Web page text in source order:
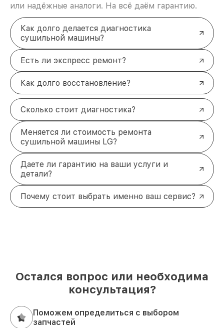
или надёжные аналоги. На всё даём гарантию.
Как долго делается диагностика
сушильной машины?
Есть ли экспресс ремонт?
Как долго восстановление?
Сколько стоит диагностика?
Меняется ли стоимость ремонта
сушильной машины LG?
Даете ли гарантию на ваши услуги и
детали?
Почему стоит выбрать именно ваш сервис?
Остался вопрос или необходима
консультация?
Поможем определиться с выбором
запчастей